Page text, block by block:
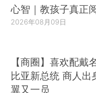
心智｜教孩子真正
2026年08月09日
【商圈】喜欢配戴
比亚新总统 商人出
翼又一员